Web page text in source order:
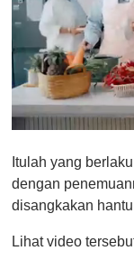
f
1
i
u
Itulah yang
dengan
disangkakan
Lihat video